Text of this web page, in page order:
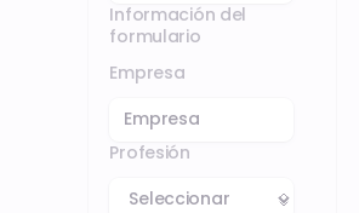
Información del
formulario
Empresa
Profesión